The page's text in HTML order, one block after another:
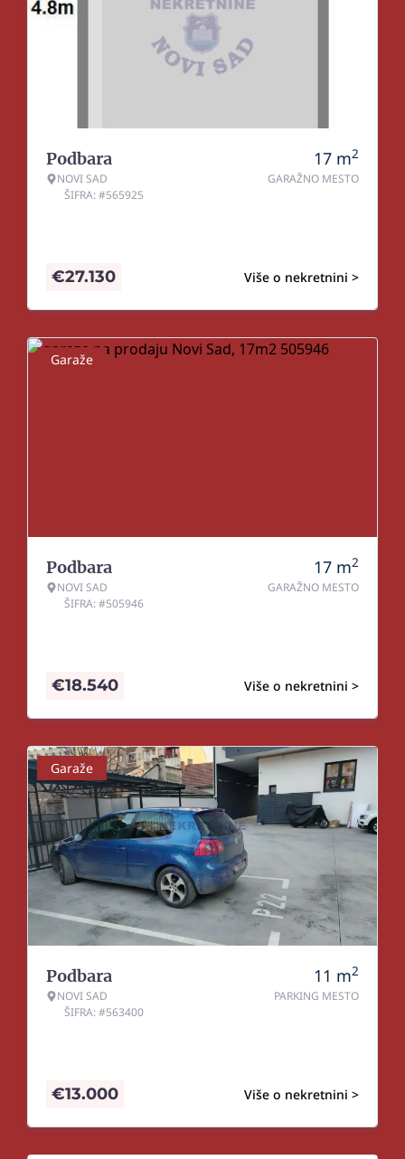
Podbara
NOVI SAD
ŠIFRA: #565925
17 m2
GARAŽNO MESTO
Više o nekretnini >
€27.130
Garaže
Podbara
NOVI SAD
ŠIFRA: #505946
17 m2
GARAŽNO MESTO
Više o nekretnini >
€18.540
Garaže
Podbara
NOVI SAD
ŠIFRA: #563400
11 m2
PARKING MESTO
Više o nekretnini >
€13.000